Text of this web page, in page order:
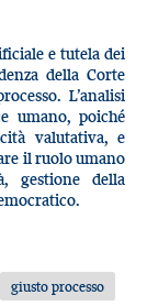
e tutela dei
della Corte
L’analisi
umano, poiché
valutativa, e
il ruolo umano
gestione della
giusto processo